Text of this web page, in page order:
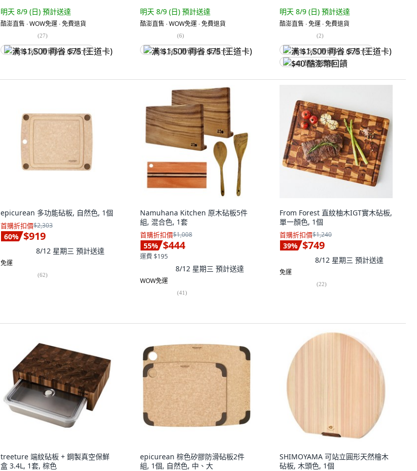
明天 8/9 (日) 預計送達
酷澎直售 ∙ WOW免運 ∙ 免費退貨
(27)
满 $1,500 再省 $75 (王道卡)
明天 8/9 (日) 預計送達
酷澎直售 ∙ WOW免運 ∙ 免費退貨
(6)
满 $1,500 再省 $75 (王道卡)
明天 8/9 (日) 預計送達
酷澎直售 ∙ 免運 ∙ 免費退貨
(2)
满 $1,500 再省 $75 (王道卡)
$40 酷澎幣回饋
epicurean 多功能砧板, 自然色, 1個
首購折扣價$2,303
60% $919
8/12 星期三 預計送達
免運
(62)
Namuhana Kitchen 原木砧板5件
組, 混合色, 1套
首購折扣價$1,008
55% $444
運費 $195
8/12 星期三 預計送達
WOW免運
(41)
From Forest 直紋柚木IGT實木砧板,
單一顏色, 1個
首購折扣價$1,240
39% $749
8/12 星期三 預計送達
免運
(22)
treeture 端紋砧板 + 鋼製真空保鮮
盒 3.4L, 1套, 棕色
epicurean 棕色矽膠防滑砧板2件
組, 1個, 自然色, 中、大
SHIMOYAMA 可站立圓形天然檜木
砧板, 木頭色, 1個